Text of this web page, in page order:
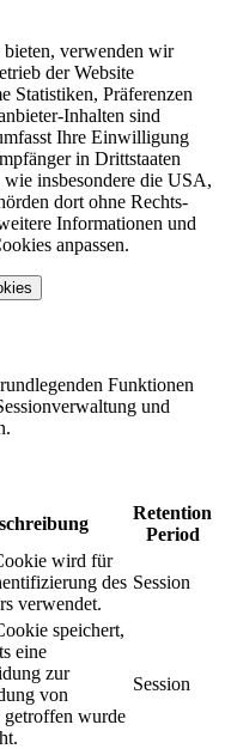
bieten, verwenden wir
der Website
Statistiken, Präferenzen
Inhalten sind
Ihre Einwilligung
in Drittstaaten
wie insbesondere die USA,
dort ohne Rechts­
Informationen und
anpassen.
Funktionen
und
Retention
Period
wird für
des
verwendet.
Session
speichert,
eine
zur
von
getroffen wurde
Session